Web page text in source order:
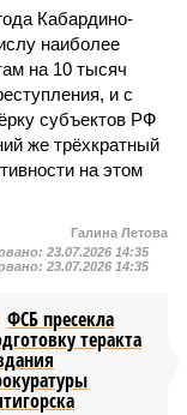
Кабардино-
наиболее
на 10 тысяч
и с
субъектов РФ
же трёхкратный
на этом
Галина Летова
23.07.2026 14:35
23.07.2026 14:35
ФСБ пресекла
теракта